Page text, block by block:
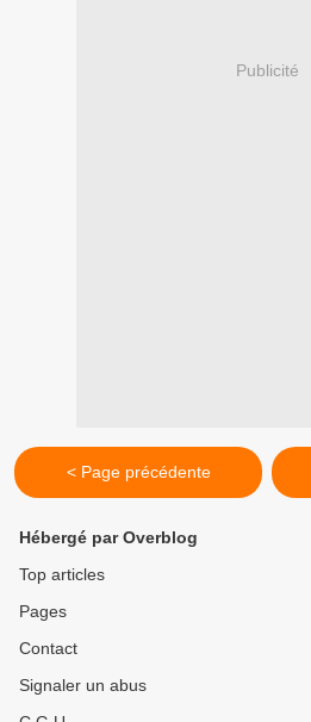
Publicité
< Page précédente
Hébergé par Overblog
Top articles
Pages
Contact
Signaler un abus